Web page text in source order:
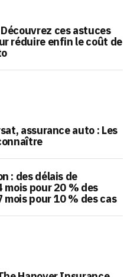
ces astuces
réduire enfin le coût de
assurance auto : Les
: des délais de
mois pour 20 % des
mois pour 10 % des cas